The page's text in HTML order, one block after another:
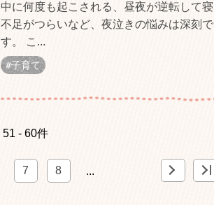
中に何度も起こされる、昼夜が逆転して寝
不足がつらいなど、夜泣きの悩みは深刻で
す。 こ...
子育て
51 - 60件
7 8 ... >